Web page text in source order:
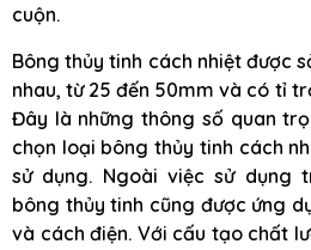
cuộn.
Bông thủy tinh cách nhiệt được
nhau, từ 25 đến 50mm và có tỉ
Đây là những thông số quan
chọn loại bông thủy tinh cách
sử dụng. Ngoài việc sử dụng
bông thủy tinh cũng được ứng
và cách điện. Với cấu tạo chất